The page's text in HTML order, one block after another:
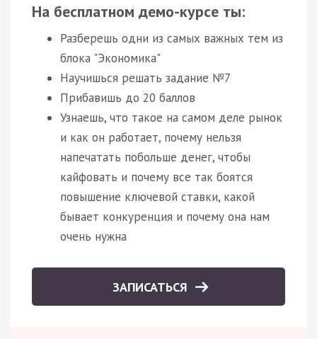
На бесплатном демо-курсе ты:
Разберешь одни из самых важных тем из
блока "Экономика"
Научишься решать задание №7
Прибавишь до 20 баллов
Узнаешь, что такое на самом деле рынок
и как он работает, почему нельзя
напечатать побольше денег, чтобы
кайфовать и почему все так боятся
повышение ключевой ставки, какой
бывает конкуренция и почему она нам
очень нужна
ЗАПИСАТЬСЯ